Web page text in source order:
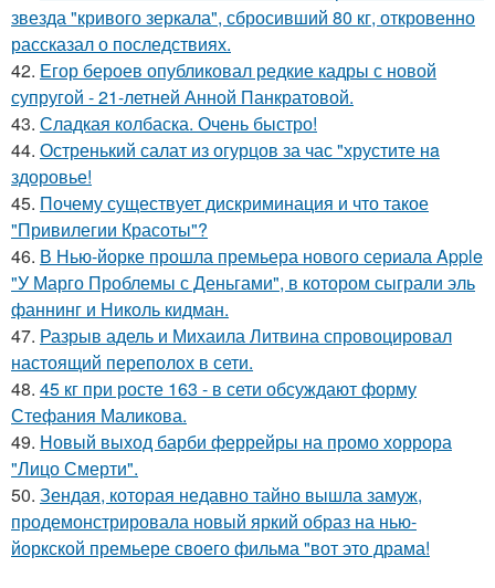
звезда "кривого зеркала", сбросивший 80 кг, откровенно
рассказал о последствиях.
42. Егор бероев опубликовал редкие кадры с новой
супругой - 21-летней Анной Панкратовой.
43. Сладкая колбаска. Очень быстро!
44. Остренький салат из огурцов за час "хрустите нa
здоровье!
45. Почему существует дискриминация и что такое
"Привилегии Красоты"?
46. В Нью-йорке прошла премьера нового сериала Apple
"У Марго Проблемы с Деньгами", в котором сыграли эль
фаннинг и Николь кидман.
47. Разрыв адель и Михаила Литвина спровоцировал
настоящий переполох в сети.
48. 45 кг при росте 163 - в сети обсуждают форму
Стефания Маликова.
49. Новый выход барби феррейры на промо хоррора
"Лицо Смерти".
50. Зендая, которая недавно тайно вышла замуж,
продемонстрировала новый яркий образ на нью-
йоркской премьере своего фильма "вот это драма!